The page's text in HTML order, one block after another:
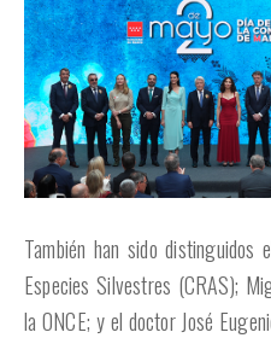
También han sido distinguidos
Especies Silvestres (CRAS);
la ONCE; y el doctor José